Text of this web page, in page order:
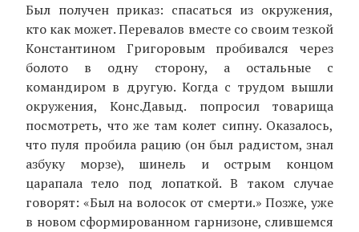
Был получен приказ: спасаться из окружения,
кто как может. Перевалов вместе со своим тезкой
Константином Григоровым пробивался через
болото в одну сторону, а остальные с
командиром в другую. Когда с трудом вышли
окружения, Конс.Давыд. попросил товарища
посмотреть, что же там колет сипну. Оказалось,
что пуля пробила рацию (он был радистом, знал
азбуку морзе), шинель и острым концом
царапала тело под лопаткой. В таком случае
говорят: «Был на волосок от смерти.» Позже, уже
в новом сформированном гарнизоне, слившемся